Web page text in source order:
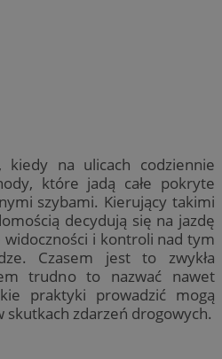
na ulicach codziennie
które jadą całe pokryte
szybami. Kierujący takimi
decydują się na jazdę
widoczności i kontroli nad tym
Czasem jest to zwykła
trudno to nazwać nawet
praktyki prowadzić mogą
skutkach zdarzeń drogowych.